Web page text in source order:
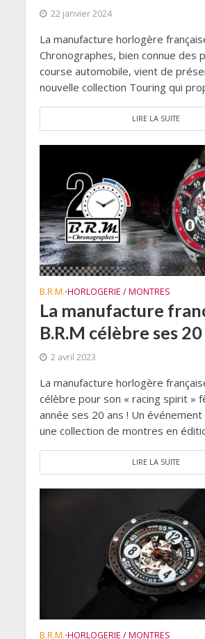
22 janvier 2024
La manufacture horlogère
Chronographes, bien connue des
course automobile, vient de
nouvelle collection Touring qui
LIRE LA SUITE
B.R.M.•HORLOGERIE / MONTRES
La manufacture
B.R.M célèbre ses 20
2 avril 2023
La manufacture horlogère
célèbre pour son « racing spirit »
année ses 20 ans ! Un
une collection de montres en
LIRE LA SUITE
B.R.M.•HORLOGERIE / MONTRES